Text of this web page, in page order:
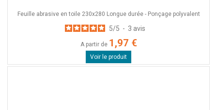
Feuille abrasive en toile 230x280 Longue durée - Ponçage polyvalent
5/5 - 3 avis
A partir de 1,97 €
Voir le produit